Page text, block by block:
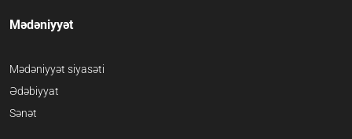
Mədəniyyət
Mədəniyyət siyasəti
Ədəbiyyat
Sənət